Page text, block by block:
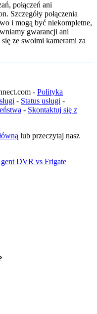
połączeń ani
Szczegóły połączenia
i mogą być niekompletne,
gwarancji ani
ze swoimi kamerami za
- Polityka
- Status usługi -
- Skontaktuj się z
lub przeczytaj nasz
DVR vs Frigate